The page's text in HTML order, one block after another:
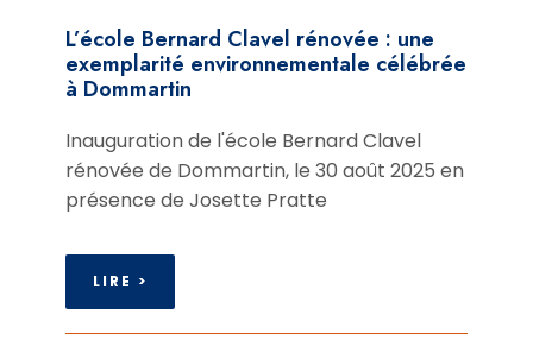
L’école Bernard Clavel rénovée : une
exemplarité environnementale célébrée
à Dommartin
Inauguration de l'école Bernard Clavel
rénovée de Dommartin, le 30 août 2025 en
présence de Josette Pratte
LIRE >